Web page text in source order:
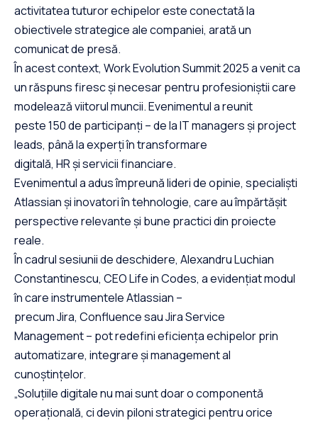
activitatea tuturor echipelor este conectată la
obiectivele strategice ale companiei, arată un
comunicat de presă.
În acest context, Work Evolution Summit 2025 a venit ca
un răspuns firesc și necesar pentru profesioniștii care
modelează viitorul muncii. Evenimentul a reunit
peste 150 de participanți – de la IT managers și project
leads, până la experți în transformare
digitală, HR și servicii financiare.
Evenimentul a adus împreună lideri de opinie, specialiști
Atlassian și inovatori în tehnologie, care au împărtășit
perspective relevante și bune practici din proiecte
reale.
În cadrul sesiunii de deschidere, Alexandru Luchian
Constantinescu, CEO Life in Codes, a evidențiat modul
în care instrumentele Atlassian –
precum Jira, Confluence sau Jira Service
Management – pot redefini eficiența echipelor prin
automatizare, integrare și management al
cunoștințelor.
„Soluțiile digitale nu mai sunt doar o componentă
operațională, ci devin piloni strategici pentru orice